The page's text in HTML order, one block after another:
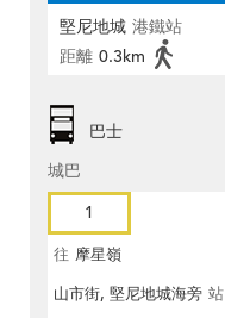
堅尼地城 港鐵站
距離 0.3km
巴士
城巴
1
往 摩星嶺
山市街, 堅尼地城海旁 站